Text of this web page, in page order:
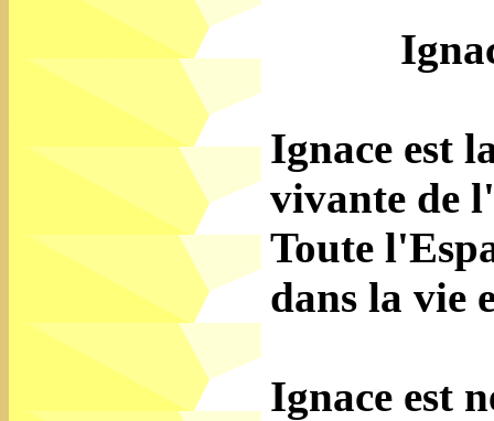
Ignace est
vivante de
Toute
dans la vie
Ignace est